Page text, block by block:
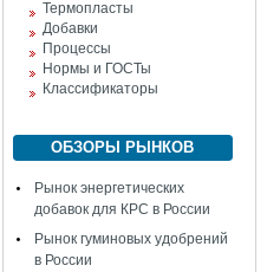
Термопласты
Добавки
Процессы
Нормы и ГОСТы
Классификаторы
ОБЗОРЫ РЫНКОВ
Рынок энергетических
добавок для КРС в России
Рынок гуминовых удобрений
в России